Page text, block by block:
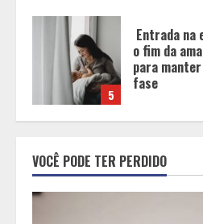
1
Políticas
Viraram
ciência por
CORFing
VOCÊ PODE TER PERDIDO